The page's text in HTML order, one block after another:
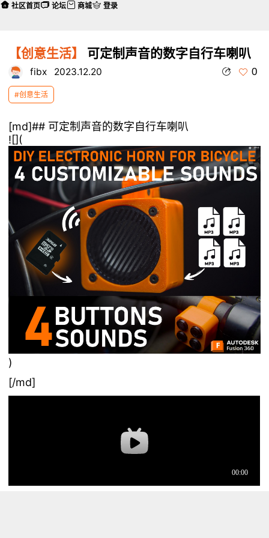
【创意生活】 可定制声音的数字自行车喇叭
fibx 2023.12.20 0
#创意生活
[md]## 可定制声音的数字自行车喇叭
![](
)
[/md]
社区首页 论坛 商城 登录